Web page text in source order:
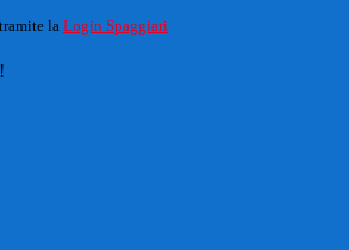
la Login Spaggiari